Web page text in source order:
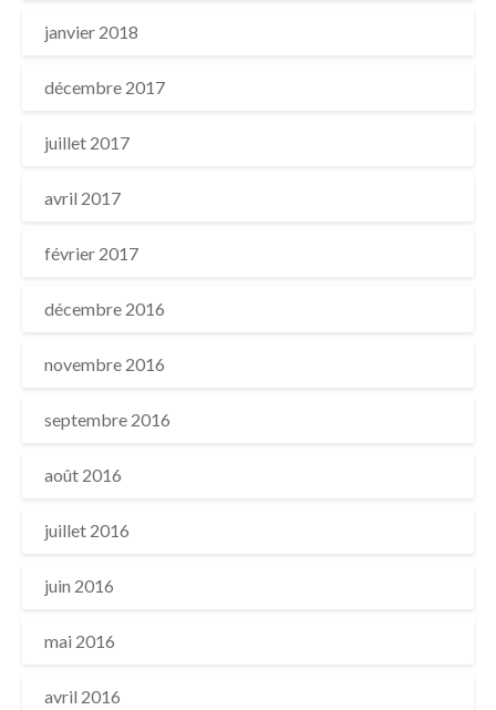
janvier 2018
décembre 2017
juillet 2017
avril 2017
février 2017
décembre 2016
novembre 2016
septembre 2016
août 2016
juillet 2016
juin 2016
mai 2016
avril 2016